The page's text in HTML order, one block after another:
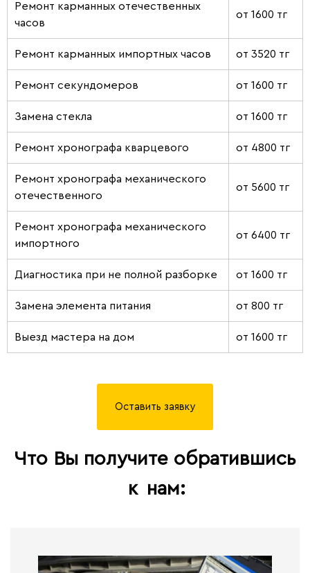
Ремонт карманных отечественных
часов
от 1600 тг
Ремонт карманных импортных часов от 3520 тг
Ремонт секундомеров от 1600 тг
Замена стекла от 1600 тг
Ремонт хронографа кварцевого от 4800 тг
Ремонт хронографа механического
отечественного
от 5600 тг
Ремонт хронографа механического
импортного
от 6400 тг
Диагностика при не полной разборке от 1600 тг
Замена элемента питания от 800 тг
Выезд мастера на дом от 1600 тг
Оставить заявку
Что Вы получите обратившись
к нам: